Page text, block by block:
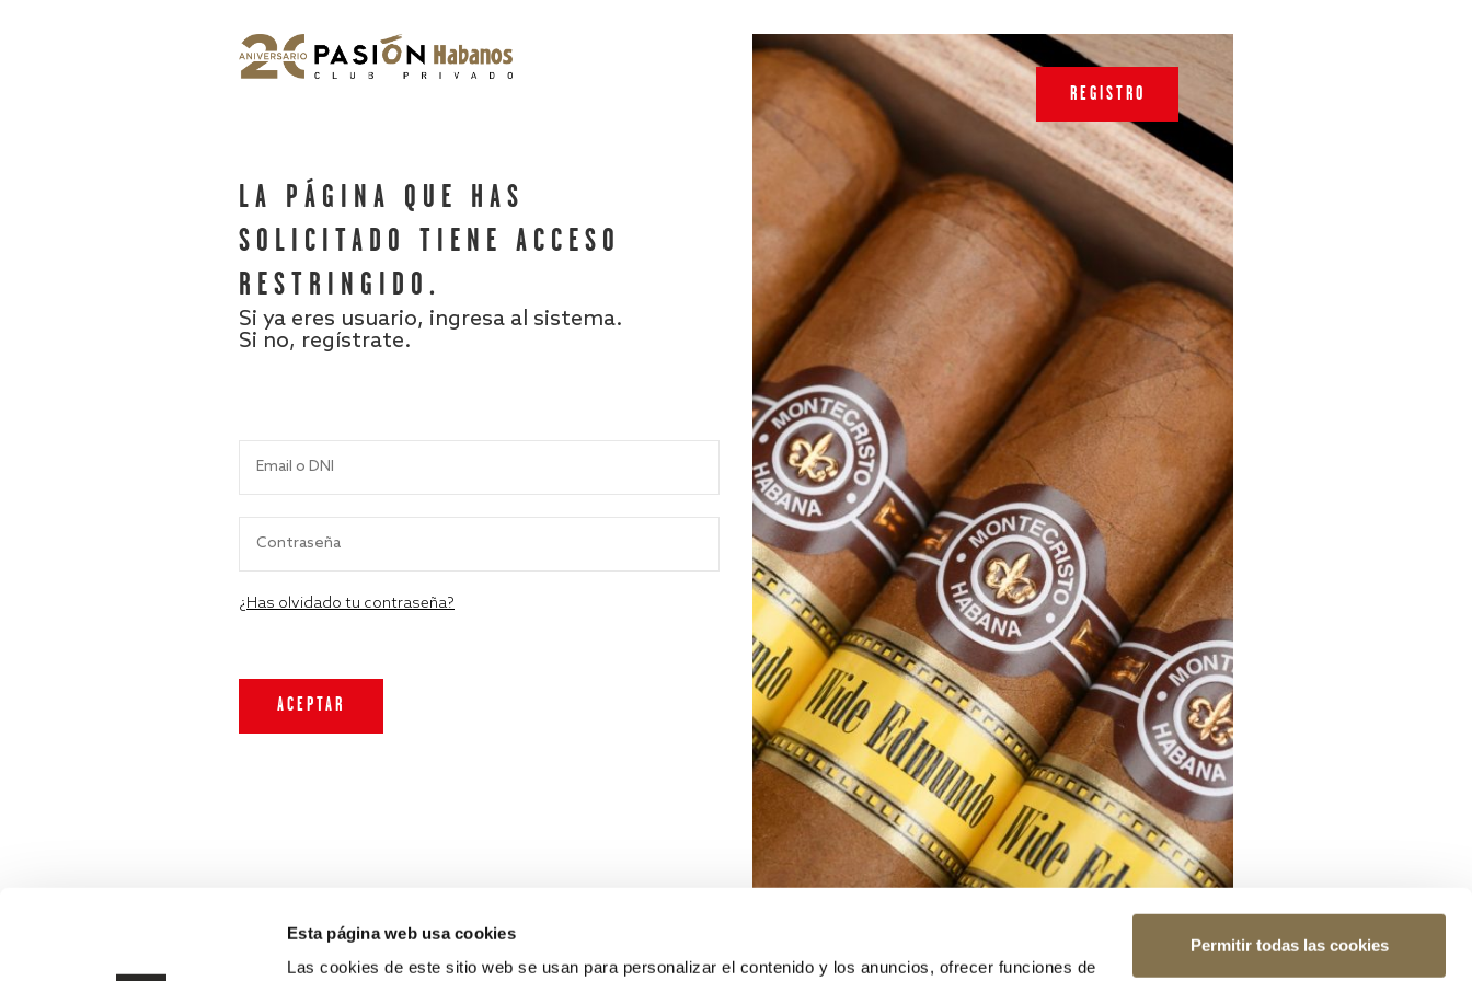
Esta página web usa cookies
Las cookies de este sitio web se usan para personalizar el contenido y los anuncios, ofrecer funciones de
Permitir todas las cookies
LA PÁGINA QUE HAS
SOLICITADO TIENE ACCESO
RESTRINGIDO.
Si ya eres usuario, ingresa al sistema.
Si no, regístrate.
¿Has olvidado tu contraseña?
REGISTRO